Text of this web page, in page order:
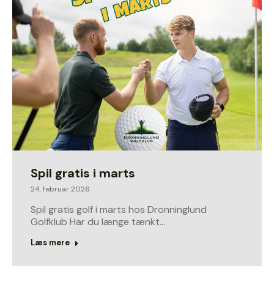
Spil gratis i marts
24. februar 2026
Spil gratis golf i marts hos Dronninglund
Golfklub Har du længe tænkt…
Læs mere